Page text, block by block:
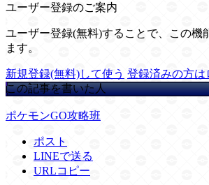
ユーザー登録のご案内
ユーザー登録(無料)することで、この機
ます。
新規登録(無料)して使う 登録済みの方は
この記事を書いた人
ポケモンGO攻略班
ポスト
LINEで送る
URLコピー